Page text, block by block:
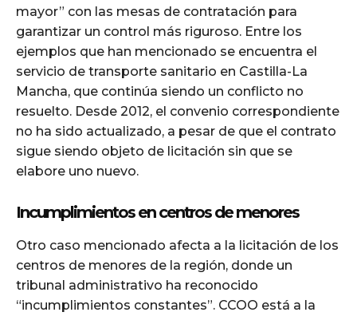
mayor” con las mesas de contratación para
garantizar un control más riguroso. Entre los
ejemplos que han mencionado se encuentra el
servicio de transporte sanitario en Castilla-La
Mancha, que continúa siendo un conflicto no
resuelto. Desde 2012, el convenio correspondiente
no ha sido actualizado, a pesar de que el contrato
sigue siendo objeto de licitación sin que se
elabore uno nuevo.
Incumplimientos en centros de menores
Otro caso mencionado afecta a la licitación de los
centros de menores de la región, donde un
tribunal administrativo ha reconocido
“incumplimientos constantes”. CCOO está a la